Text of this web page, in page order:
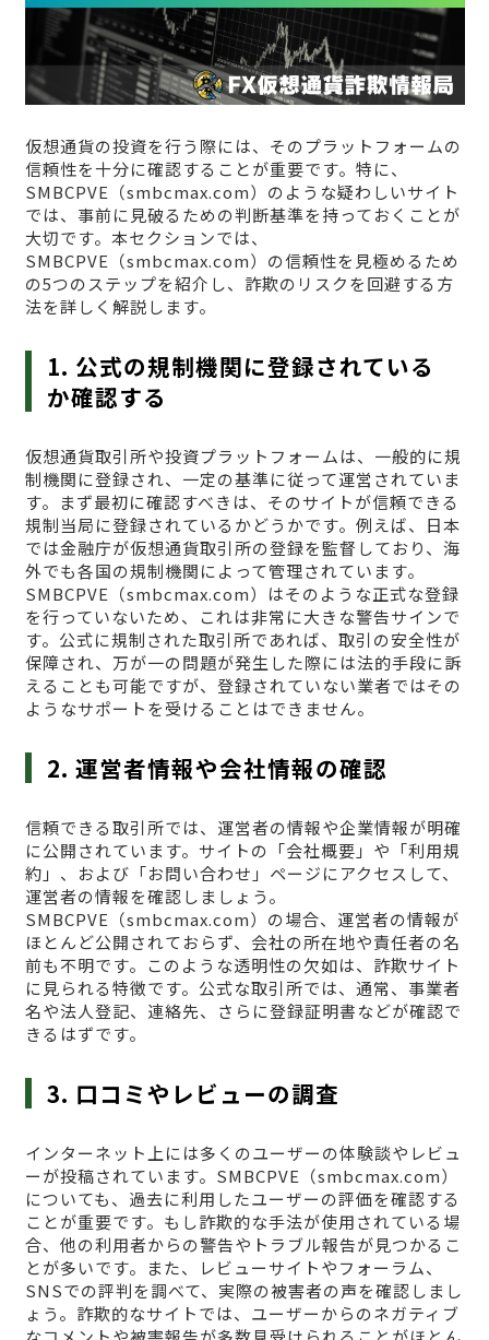
仮想通貨の投資を行う際には、そのプラットフォームの
信頼性を十分に確認することが重要です。特に、
SMBCPVE（smbcmax.com）のような疑わしいサイト
では、事前に見破るための判断基準を持っておくことが
大切です。本セクションでは、
SMBCPVE（smbcmax.com）の信頼性を見極めるため
の5つのステップを紹介し、詐欺のリスクを回避する方
法を詳しく解説します。
1. 公式の規制機関に登録されている
か確認する
仮想通貨取引所や投資プラットフォームは、一般的に規
制機関に登録され、一定の基準に従って運営されていま
す。まず最初に確認すべきは、そのサイトが信頼できる
規制当局に登録されているかどうかです。例えば、日本
では金融庁が仮想通貨取引所の登録を監督しており、海
外でも各国の規制機関によって管理されています。
SMBCPVE（smbcmax.com）はそのような正式な登録
を行っていないため、これは非常に大きな警告サインで
す。公式に規制された取引所であれば、取引の安全性が
保障され、万が一の問題が発生した際には法的手段に訴
えることも可能ですが、登録されていない業者ではその
ようなサポートを受けることはできません。
2. 運営者情報や会社情報の確認
信頼できる取引所では、運営者の情報や企業情報が明確
に公開されています。サイトの「会社概要」や「利用規
約」、および「お問い合わせ」ページにアクセスして、
運営者の情報を確認しましょう。
SMBCPVE（smbcmax.com）の場合、運営者の情報が
ほとんど公開されておらず、会社の所在地や責任者の名
前も不明です。このような透明性の欠如は、詐欺サイト
に見られる特徴です。公式な取引所では、通常、事業者
名や法人登記、連絡先、さらに登録証明書などが確認で
きるはずです。
3. 口コミやレビューの調査
インターネット上には多くのユーザーの体験談やレビュ
ーが投稿されています。SMBCPVE（smbcmax.com）
についても、過去に利用したユーザーの評価を確認する
ことが重要です。もし詐欺的な手法が使用されている場
合、他の利用者からの警告やトラブル報告が見つかるこ
とが多いです。また、レビューサイトやフォーラム、
SNSでの評判を調べて、実際の被害者の声を確認しまし
ょう。詐欺的なサイトでは、ユーザーからのネガティブ